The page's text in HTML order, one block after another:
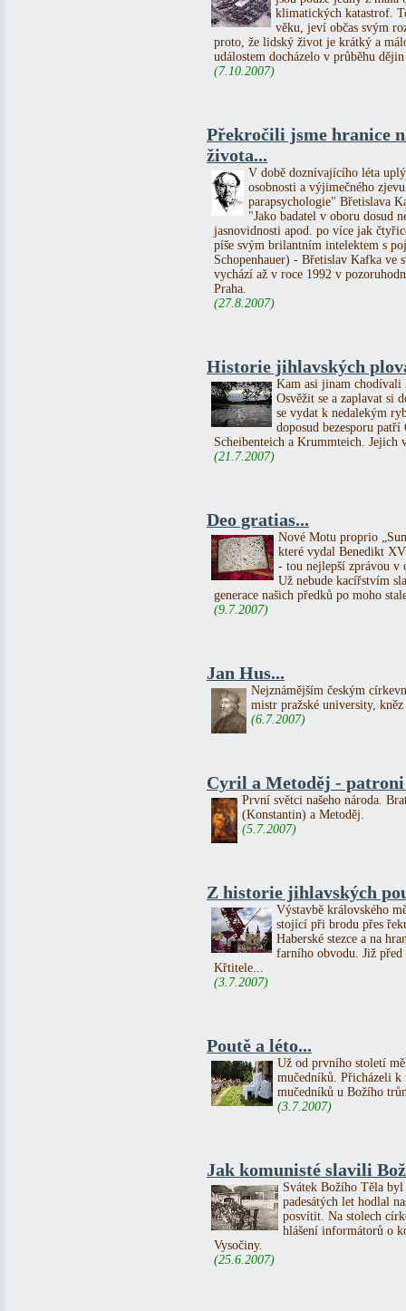
klimatických katastrof.
věku, jeví občas svým
proto, že lidský život je krátký a
událostem docházelo v průběhu
(7.10.2007)
Překročili jsme hranice
života...
V době doznívajícího léta
osobnosti a výjimečného
parapsychologie" Břetislava
"Jako badatel v oboru dosud
jasnovidnosti apod. po více jak
píše svým brilantním intelektem s
Schopenhauer) - Břetislav Kafka
vychází až v roce 1992 v
Praha.
(27.8.2007)
Historie jihlavských
Kam asi jinam chodívali
Osvěžit se a zaplavat si
se vydat k nedalekým
doposud bezesporu
Scheibenteich a Krummteich.
(21.7.2007)
Deo gratias...
Nové Motu proprio
které vydal Benedikt
- tou nejlepší zprávou v
Už nebude kacířstvím
generace našich předků po moho
(9.7.2007)
Jan Hus...
Nejznámějším českým
mistr pražské university, kněz
(6.7.2007)
Cyril a Metoděj -
První světci našeho národa.
(Konstantin) a Metoděj.
(5.7.2007)
Z historie jihlavských
Výstavbě královského
stojící při brodu přes
Haberské stezce a na
farního obvodu. Již před
Křtitele...
(3.7.2007)
Poutě a léto...
Už od prvního století
mučedníků. Přicházeli
mučedníků u Božího
(3.7.2007)
Jak komunisté slavili
Svátek Božího Těla
padesátých let hodlal
posvítit. Na stolech
hlášení informátorů o
Vysočiny.
(25.6.2007)